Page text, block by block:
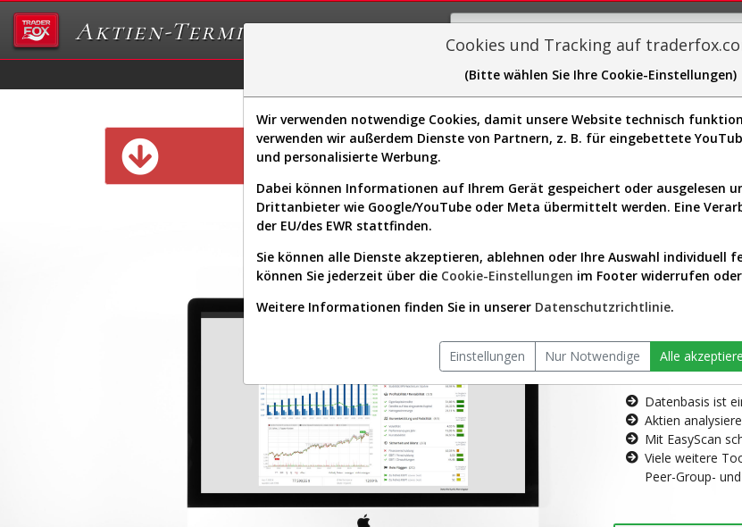
Aktien-Terminal
Sector-Spider Easy-Scan
Diese Funktion ist nur für Premium-
AKTIEN-
Die
Datenbasis ist
Aktien
Mit EasyScan
Viele weitere
Peer-Group-
Cookies und Tracking auf
(Bitte wählen Sie Ihre Cookie-Einstellungen)
Wir verwenden notwendige Cookies, damit unsere Website technisch
verwenden wir außerdem Dienste von Partnern, z. B. für eingebettete
und personalisierte Werbung.
Dabei können Informationen auf Ihrem Gerät gespeichert oder ausgelesen
Drittanbieter wie Google/YouTube oder Meta übermittelt werden. Eine
der EU/des EWR stattfinden.
Sie können alle Dienste akzeptieren, ablehnen oder Ihre Auswahl individuell
können Sie jederzeit über die Cookie-Einstellungen im Footer widerrufen
Weitere Informationen finden Sie in unserer Datenschutzrichtlinie.
Einstellungen Nur Notwendige Alle